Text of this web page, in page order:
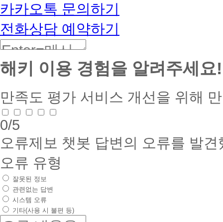
카카오톡 문의하기
전화상담 예약하기
해키 이용 경험을 알려주세요!
만족도 평가 서비스 개선을 위해
0/5
오류제보 챗봇 답변의 오류를 발
오류 유형
잘못된 정보
관련없는 답변
시스템 오류
기타(사용 시 불편 등)